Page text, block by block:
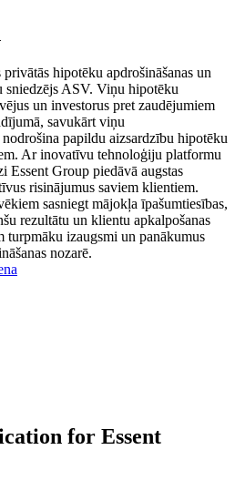
hipotēku apdrošināšanas un
sniedzējs ASV. Viņu hipotēku
un investorus pret zaudējumiem
savukārt viņu
papildu aizsardzību hipotēku
Ar inovatīvu tehnoloģiju platformu
Essent Group piedāvā augstas
risinājumus saviem klientiem.
sasniegt mājokļa īpašumtiesības,
rezultātu un klientu apkalpošanas
turpmāku izaugsmi un panākumus
nozarē.
for Essent